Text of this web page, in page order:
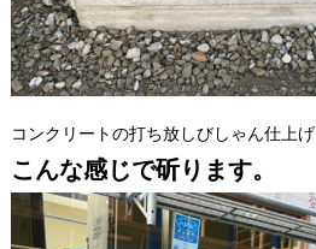
コンクリートの打ち放しびしゃん仕上げ
こんな感じで斫ります。